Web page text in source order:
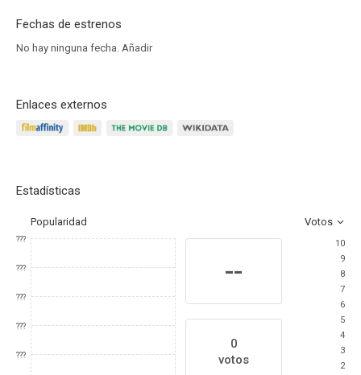
Fechas de estrenos
No hay ninguna fecha. Añadir
Enlaces externos
Estadísticas
Popularidad Votos
???
???
???
???
???
--
0
votos
10
9
8
7
6
5
4
3
2